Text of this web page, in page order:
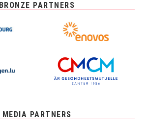
BRONZE PARTNERS
MEDIA PARTNERS